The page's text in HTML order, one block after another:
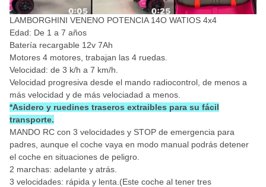
LAMBORGHINI VENENO POTENCIA 14O WATIOS 4x4
Edad: De 1 a 7 años
Batería recargable 12v 7Ah
Motores 4 motores, trabajan las 4 ruedas.
Velocidad: de 3 k/h a 7 km/h.
Velocidad progresiva desde el mando radiocontrol, de menos a
más velocidad y de más velociadad a menos.
*Asidero y ruedines traseros extraibles para su fácil
transporte.
MANDO RC con 3 velocidades y STOP de emergencia para
padres, aunque el coche vaya en modo manual podrás detener
el coche en situaciones de peligro.
2 marchas: adelante y atrás.
3 velocidades: rápida y lenta.(Este coche al tener tres